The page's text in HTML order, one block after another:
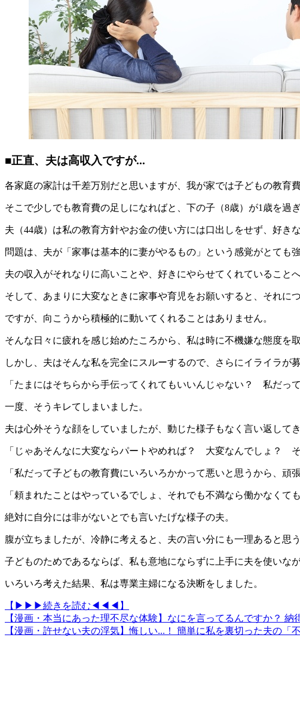
■正直、夫は高収入ですが...
各家庭の家計は千差万別だと思いますが、我が家では子どもの教育
そこで少しでも教育費の足しになればと、下の子（8歳）が1歳を過
夫（44歳）は私の教育方針やお金の使い方には口出しをせず、好き
問題は、夫が「家事は基本的に妻がやるもの」という感覚がとても
夫の収入がそれなりに高いことや、好きにやらせてくれていること
そして、あまりに大変なときに家事や育児をお願いすると、それに
ですが、向こうから積極的に動いてくれることはありません。
そんな日々に疲れを感じ始めたころから、私は時に不機嫌な態度を
しかし、夫はそんな私を完全にスルーするので、さらにイライラが募
「たまにはそちらから手伝ってくれてもいいんじゃない？ 私だっ
一度、そうキレてしまいました。
夫は心外そうな顔をしていましたが、動じた様子もなく言い返してき
「じゃあそんなに大変ならパートやめれば？ 大変なんでしょ？
「私だって子どもの教育費にいろいろかかって悪いと思うから、
「頼まれたことはやっているでしょ、それでも不満なら働かなく
絶対に自分には非がないとでも言いたげな様子の夫。
腹が立ちましたが、冷静に考えると、夫の言い分にも一理あると思う
子どものためであるならば、私も意地にならずに上手に夫を使いな
いろいろ考えた結果、私は専業主婦になる決断をしました。
【▶▶▶続きを読む◀◀◀】
【漫画・本当にあった理不尽な体験】なにを言ってるんですか？ 納
【漫画・許せない夫の浮気】悔しい...！ 簡単に私を裏切った夫の「